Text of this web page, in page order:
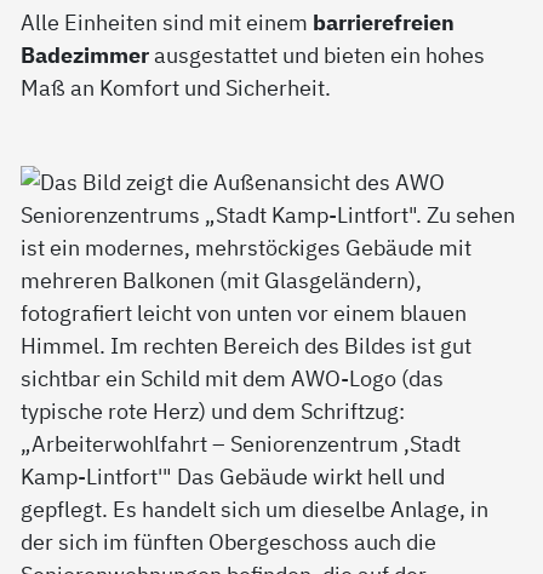
Alle Einheiten sind mit einem barrierefreien
Badezimmerausgestattet und bieten ein hohes
Maß an Komfort und Sicherheit.